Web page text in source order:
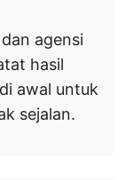
agensi
hasil
awal untuk
sejalan.